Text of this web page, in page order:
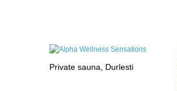
Private sauna, Durlesti